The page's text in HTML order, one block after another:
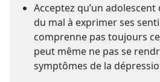
Acceptez qu’un
du mal à exprimer ses
comprenne pas toujours
peut même ne pas se
symptômes de la